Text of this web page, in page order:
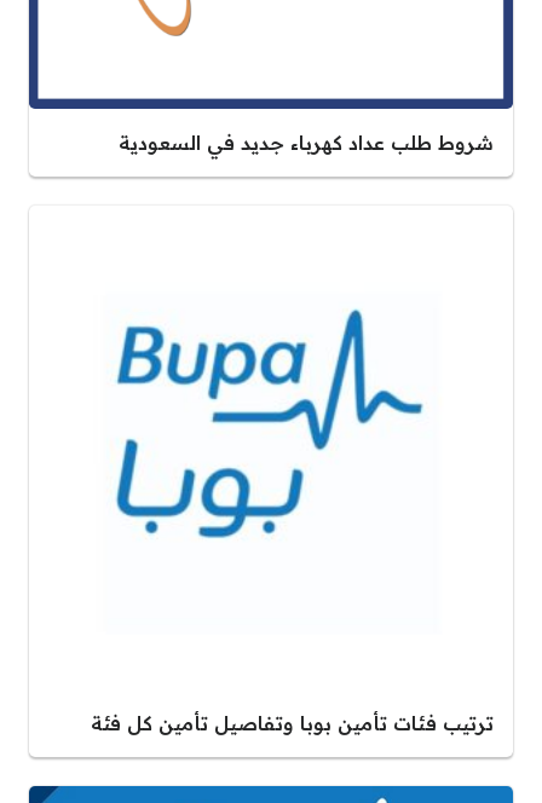
شروط طلب عداد كهرباء جديد في السعودية
ترتيب فئات تأمين بوبا وتفاصيل تأمين كل فئة